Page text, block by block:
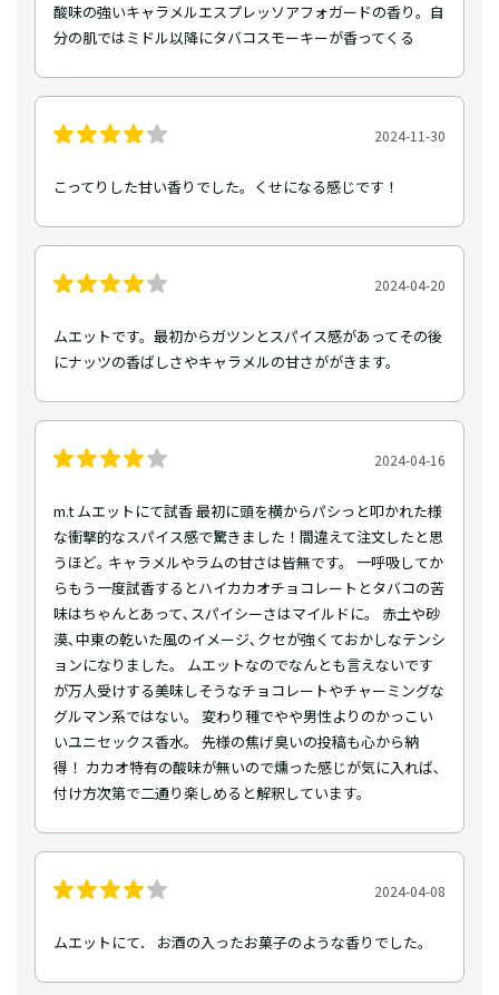
酸味の強いキャラメルエスプレッソアフォガードの香り。自
分の肌ではミドル以降にタバコスモーキーが香ってくる
2024-11-30
こってりした甘い香りでした。くせになる感じです！
2024-04-20
ムエットです。最初からガツンとスパイス感があってその後
にナッツの香ばしさやキャラメルの甘さががきます。
2024-04-16
m.t ムエットにて試香 最初に頭を横からパシっと叩かれた様
な衝撃的なスパイス感で驚きました！間違えて注文した⁇と思
うほど｡ キャラメルやラムの甘さは皆無です。 一呼吸してか
らもう一度試香するとハイカカオチョコレートとタバコの苦
味はちゃんとあって､スパイシーさはマイルドに。 赤土や砂
漠､中東の乾いた風のイメージ､クセが強くておかしなテンシ
ョンになりました。 ムエットなのでなんとも言えないです
が万人受けする美味しそうなチョコレートやチャーミングな
グルマン系ではない。 変わり種でやや男性よりのかっこい
いユニセックス香水。 先様の焦げ臭いの投稿も心から納
得！ カカオ特有の酸味が無いので燻った感じが気に入れば､
付け方次第で二通り楽しめると解釈しています。
2024-04-08
ムエットにて． お酒の入ったお菓子のような香りでした。